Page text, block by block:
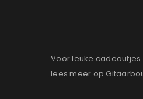
Voor leuke cadeautjes
lees meer op